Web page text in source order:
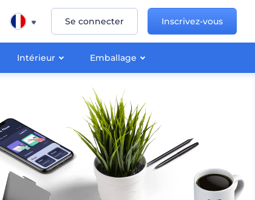
Intérieur Emballage
Se connecter Inscrivez-vous